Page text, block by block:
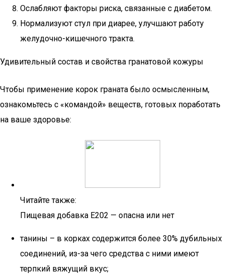
Ослабляют факторы риска, связанные с диабетом.
Нормализуют стул при диарее, улучшают работу
желудочно-кишечного тракта.
Удивительный состав и свойства гранатовой кожуры
Чтобы применение корок граната было осмысленным,
ознакомьтесь с «командой» веществ, готовых поработать
на ваше здоровье:
Читайте также:
Пищевая добавка Е202 — опасна или нет
танины – в корках содержится более 30% дубильных
соединений, из-за чего средства с ними имеют
терпкий вяжущий вкус;